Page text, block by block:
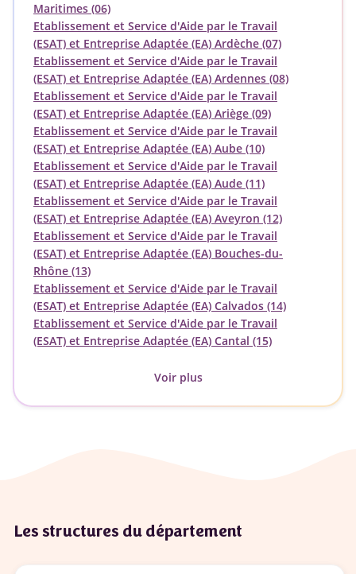
Maritimes (06)
Etablissement et Service d'Aide par le Travail
(ESAT) et Entreprise Adaptée (EA) Ardèche (07)
Etablissement et Service d'Aide par le Travail
(ESAT) et Entreprise Adaptée (EA) Ardennes (08)
Etablissement et Service d'Aide par le Travail
(ESAT) et Entreprise Adaptée (EA) Ariège (09)
Etablissement et Service d'Aide par le Travail
(ESAT) et Entreprise Adaptée (EA) Aube (10)
Etablissement et Service d'Aide par le Travail
(ESAT) et Entreprise Adaptée (EA) Aude (11)
Etablissement et Service d'Aide par le Travail
(ESAT) et Entreprise Adaptée (EA) Aveyron (12)
Etablissement et Service d'Aide par le Travail
(ESAT) et Entreprise Adaptée (EA) Bouches-du-
Rhône (13)
Etablissement et Service d'Aide par le Travail
(ESAT) et Entreprise Adaptée (EA) Calvados (14)
Etablissement et Service d'Aide par le Travail
(ESAT) et Entreprise Adaptée (EA) Cantal (15)
Voir plus
Les structures du département